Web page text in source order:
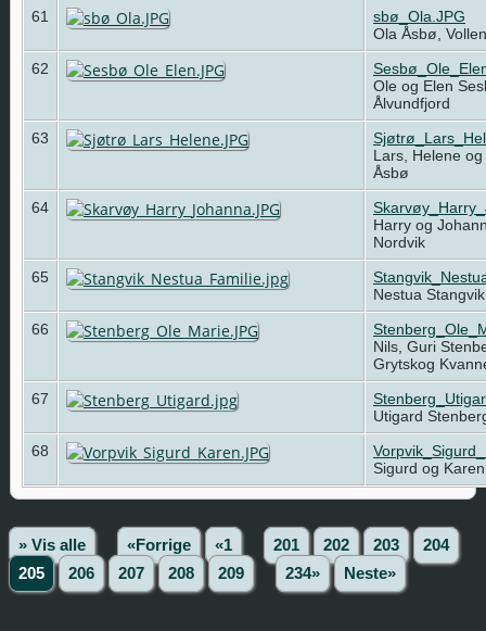
61
sbø_Ola.JPG
Ola Åsbø,
62
Ole og Elen
Ålvundfjord
63
Lars, Helene
Åsbø
64
Harry og
Nordvik
65
Nestua
66
Nils, Guri
Grytskog
67
Utigard
68
Sigurd og
» Vis alle «Forrige «1 201 202 203
204
205
206 207 208 209 234» Neste»